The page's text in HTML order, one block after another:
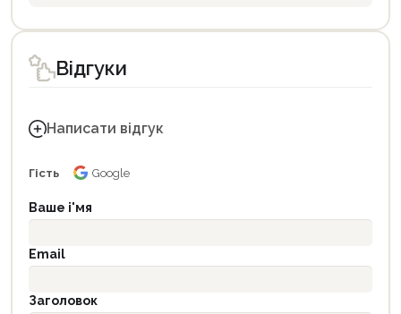
Відгуки
Написати відгук
Гість Google
Ваше і'мя
Email
Заголовок